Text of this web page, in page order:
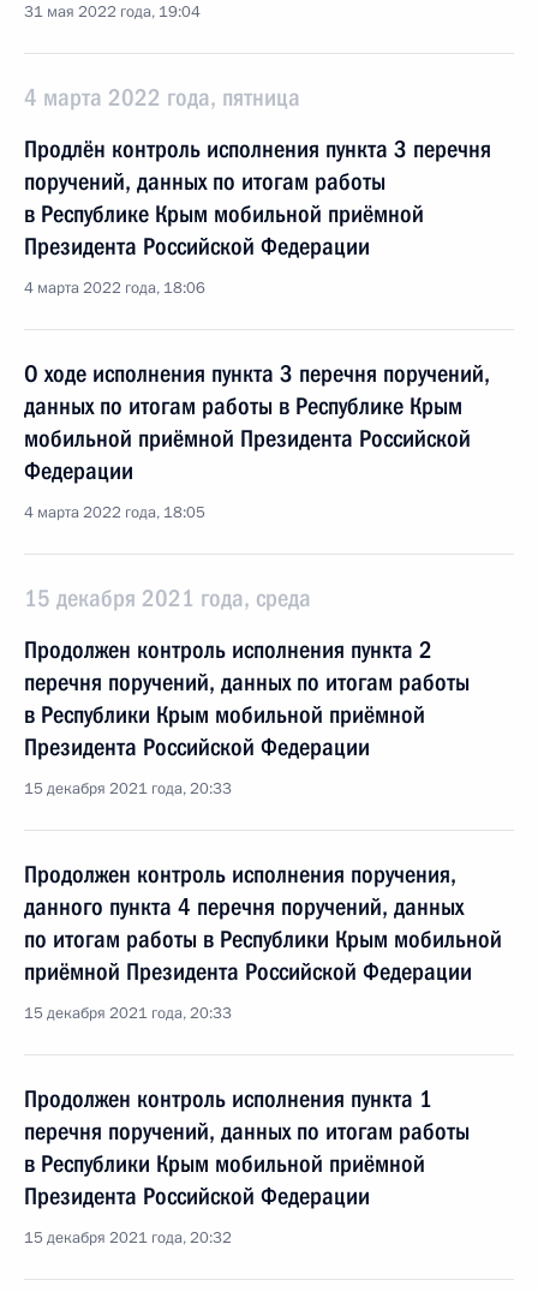
31 мая 2022 года, 19:04
4 марта 2022 года, пятница
Продлён контроль исполнения пункта 3 перечня
поручений, данных по итогам работы
в Республике Крым мобильной приёмной
Президента Российской Федерации
4 марта 2022 года, 18:06
О ходе исполнения пункта 3 перечня поручений,
данных по итогам работы в Республике Крым
мобильной приёмной Президента Российской
Федерации
4 марта 2022 года, 18:05
15 декабря 2021 года, среда
Продолжен контроль исполнения пункта 2
перечня поручений, данных по итогам работы
в Республики Крым мобильной приёмной
Президента Российской Федерации
15 декабря 2021 года, 20:33
Продолжен контроль исполнения поручения,
данного пункта 4 перечня поручений, данных
по итогам работы в Республики Крым мобильной
приёмной Президента Российской Федерации
15 декабря 2021 года, 20:33
Продолжен контроль исполнения пункта 1
перечня поручений, данных по итогам работы
в Республики Крым мобильной приёмной
Президента Российской Федерации
15 декабря 2021 года, 20:32